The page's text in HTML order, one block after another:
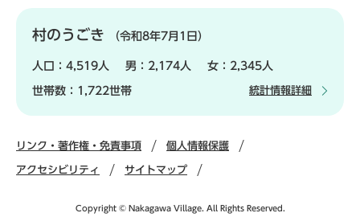
村のうごき （令和8年7月1日）
人口： 4,519人 男： 2,174人 女： 2,345人
世帯数： 1,722世帯 統計情報詳細
リンク・著作権・免責事項 個人情報保護
アクセシビリティ サイトマップ
Copyright © Nakagawa Village. All Rights Reserved.